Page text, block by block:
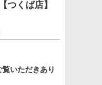
つくば店】
いただきあり